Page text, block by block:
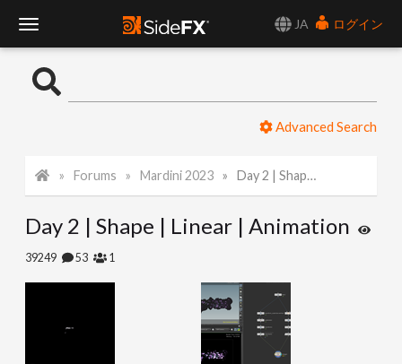
JA
ログイン
o
l
Advanced Search
Forums Mardini 2023 Day 2 | Shape | Linear | Animation
Day 2 | Shape | Linear | Animation
39249 53 1